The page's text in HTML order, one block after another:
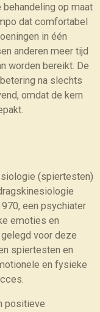
op maat
dat comfortabel
in één
anderen meer tijd
worden bereikt. De
na slechts
omdat de kern
(spiertesten)
een psychiater
emoties en
voor deze
spiertesten en
en fysieke
positieve